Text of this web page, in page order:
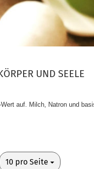
UND SEELE
auf. Milch, Natron und
10 pro Seite
pro Seite